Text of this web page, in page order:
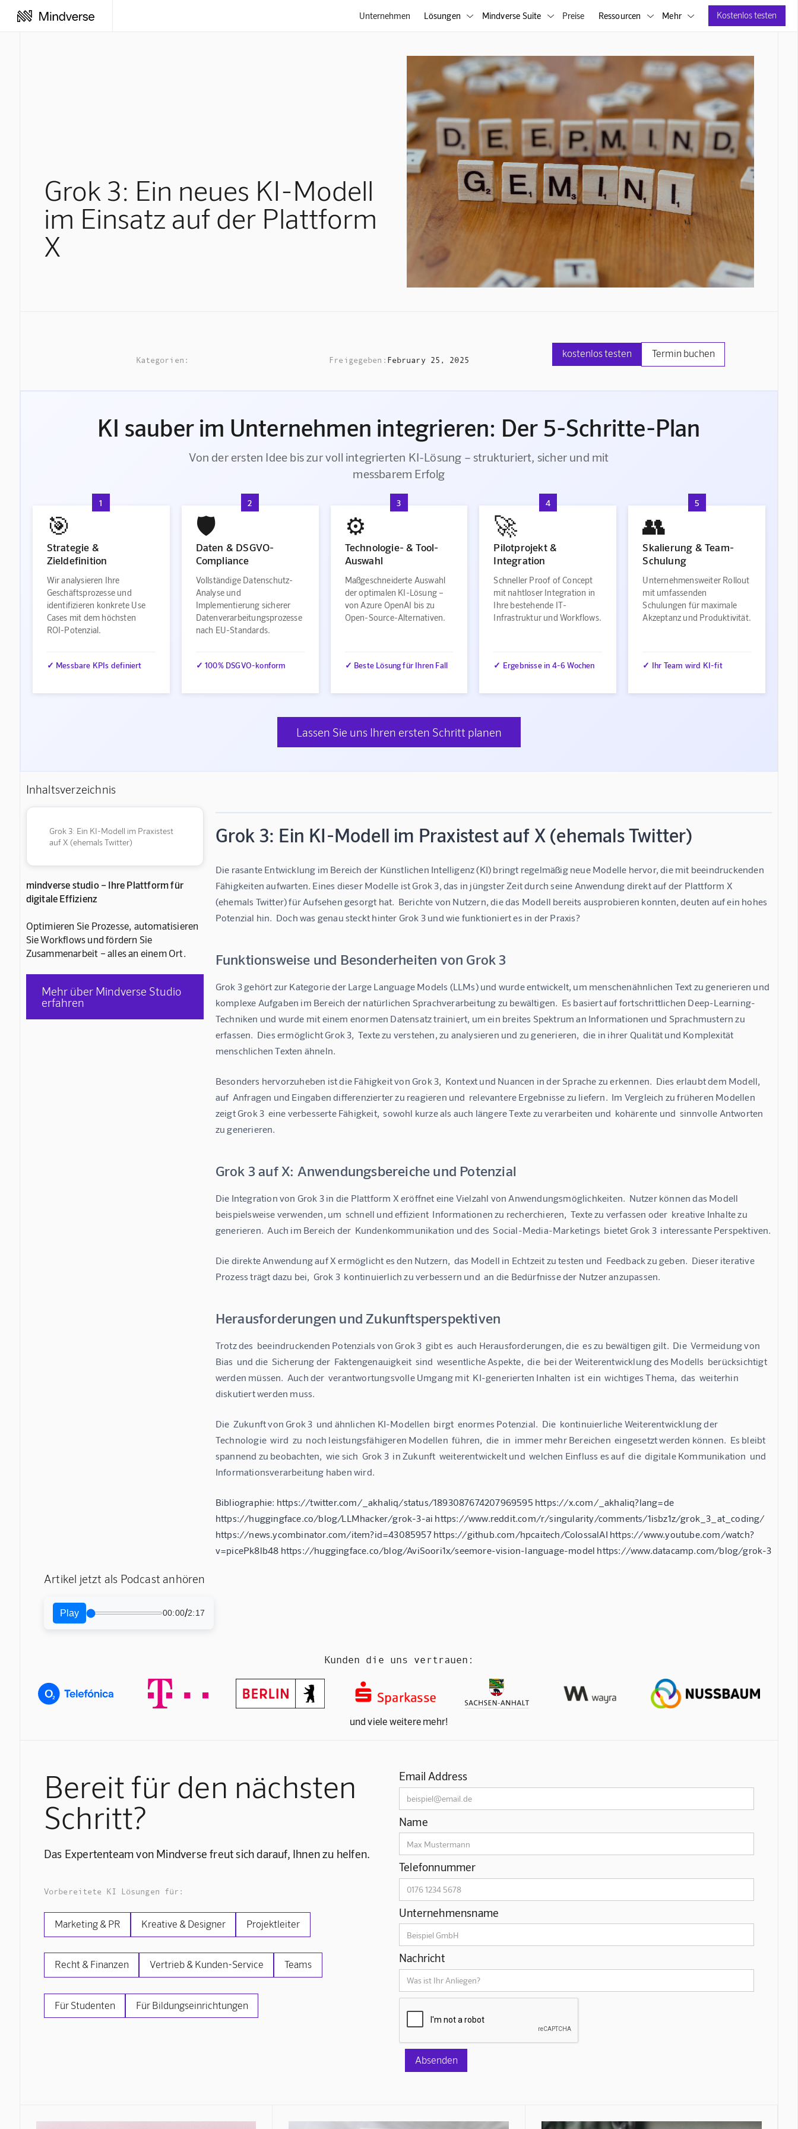
Unternehmen Lösungen  Mindverse Suite  Preise Ressourcen  Mehr  Kostenlos testen
Grok 3: Ein neues KI-Modell
im Einsatz auf der Plattform
X
Kategorien: Freigegeben: February 25, 2025
kostenlos testen Termin buchen
KI sauber im Unternehmen integrieren: Der 5-Schritte-Plan
Von der ersten Idee bis zur voll integrierten KI-Lösung – strukturiert, sicher und mit
messbarem Erfolg
1
🎯
Strategie &
Zieldefinition
Wir analysieren Ihre
Geschäftsprozesse und
identifizieren konkrete Use
Cases mit dem höchsten
ROI-Potenzial.
✓ Messbare KPIs definiert
2
🛡️
Daten & DSGVO-
Compliance
Vollständige Datenschutz-
Analyse und
Implementierung sicherer
Datenverarbeitungsprozesse
nach EU-Standards.
✓ 100% DSGVO-konform
3
⚙️
Technologie- & Tool-
Auswahl
Maßgeschneiderte Auswahl
der optimalen KI-Lösung –
von Azure OpenAI bis zu
Open-Source-Alternativen.
✓ Beste Lösung für Ihren Fall
4
🚀
Pilotprojekt &
Integration
Schneller Proof of Concept
mit nahtloser Integration in
Ihre bestehende IT-
Infrastruktur und Workflows.
✓ Ergebnisse in 4-6 Wochen
5
👥
Skalierung & Team-
Schulung
Unternehmensweiter Rollout
mit umfassenden
Schulungen für maximale
Akzeptanz und Produktivität.
✓ Ihr Team wird KI-fit
Lassen Sie uns Ihren ersten Schritt planen
Inhaltsverzeichnis
Grok 3: Ein KI-Modell im Praxistest
auf X (ehemals Twitter)
mindverse studio – Ihre Plattform für
digitale Effizienz
Optimieren Sie Prozesse, automatisieren
Sie Workflows und fördern Sie
Zusammenarbeit – alles an einem Ort.
Mehr über Mindverse Studio
erfahren
Grok 3: Ein KI-Modell im Praxistest auf X (ehemals Twitter)
Die rasante Entwicklung im Bereich der Künstlichen Intelligenz (KI) bringt regelmäßig neue Modelle hervor, die mit beeindruckenden
Fähigkeiten aufwarten. Eines dieser Modelle ist Grok 3, das in jüngster Zeit durch seine Anwendung direkt auf der Plattform X
(ehemals Twitter) für Aufsehen gesorgt hat.  Berichte von Nutzern, die das Modell bereits ausprobieren konnten, deuten auf ein hohes
Potenzial hin.  Doch was genau steckt hinter Grok 3 und wie funktioniert es in der Praxis?
Funktionsweise und Besonderheiten von Grok 3
Grok 3 gehört zur Kategorie der Large Language Models (LLMs) und wurde entwickelt, um menschenähnlichen Text zu generieren und
komplexe Aufgaben im Bereich der natürlichen Sprachverarbeitung zu bewältigen.  Es basiert auf fortschrittlichen Deep-Learning-
Techniken und wurde mit einem enormen Datensatz trainiert, um ein breites Spektrum an Informationen und Sprachmustern zu
erfassen.  Dies ermöglicht Grok 3,  Texte zu verstehen, zu analysieren und zu generieren,  die in ihrer Qualität und Komplexität
menschlichen Texten ähneln.
Besonders hervorzuheben ist die Fähigkeit von Grok 3,  Kontext und Nuancen in der Sprache zu erkennen.  Dies erlaubt dem Modell,
auf  Anfragen und Eingaben differenzierter zu reagieren und  relevantere Ergebnisse zu liefern.  Im Vergleich zu früheren Modellen
zeigt Grok 3  eine verbesserte Fähigkeit,  sowohl kurze als auch längere Texte zu verarbeiten und  kohärente und  sinnvolle Antworten
zu generieren.
Grok 3 auf X: Anwendungsbereiche und Potenzial
Die Integration von Grok 3 in die Plattform X eröffnet eine Vielzahl von Anwendungsmöglichkeiten.  Nutzer können das Modell
beispielsweise verwenden, um  schnell und effizient  Informationen zu recherchieren,  Texte zu verfassen oder  kreative Inhalte zu
generieren.  Auch im Bereich der  Kundenkommunikation und des  Social-Media-Marketings  bietet Grok 3  interessante Perspektiven.
Die direkte Anwendung auf X ermöglicht es den Nutzern,  das Modell in Echtzeit zu testen und  Feedback zu geben.  Dieser iterative
Prozess trägt dazu bei,  Grok 3  kontinuierlich zu verbessern und  an die Bedürfnisse der Nutzer anzupassen.
Herausforderungen und Zukunftsperspektiven
Trotz des  beeindruckenden Potenzials von Grok 3  gibt es  auch Herausforderungen, die  es zu bewältigen gilt.  Die  Vermeidung von
Bias  und die  Sicherung der  Faktengenauigkeit  sind  wesentliche Aspekte,  die  bei der Weiterentwicklung des Modells  berücksichtigt
werden müssen.  Auch der  verantwortungsvolle Umgang mit  KI-generierten Inhalten  ist  ein  wichtiges Thema,  das  weiterhin
diskutiert werden muss.
Die  Zukunft von Grok 3  und ähnlichen KI-Modellen  birgt  enormes Potenzial.  Die  kontinuierliche Weiterentwicklung der
Technologie  wird  zu  noch leistungsfähigeren Modellen  führen,  die  in  immer mehr Bereichen  eingesetzt werden können.  Es bleibt
spannend zu beobachten,  wie sich  Grok 3  in Zukunft  weiterentwickelt und  welchen Einfluss es auf  die  digitale Kommunikation  und
Informationsverarbeitung haben wird.
Bibliographie: https://twitter.com/_akhaliq/status/1893087674207969595 https://x.com/_akhaliq?lang=de
https://huggingface.co/blog/LLMhacker/grok-3-ai https://www.reddit.com/r/singularity/comments/1isbz1z/grok_3_at_coding/
https://news.ycombinator.com/item?id=43085957 https://github.com/hpcaitech/ColossalAI https://www.youtube.com/watch?
v=picePk8lb48 https://huggingface.co/blog/AviSoori1x/seemore-vision-language-model https://www.datacamp.com/blog/grok-3
Artikel jetzt als Podcast anhören
Play 00:00/2:17
Kunden die uns vertrauen:
und viele weitere mehr!
Bereit für den nächsten
Schritt?
Das Expertenteam von Mindverse freut sich darauf, Ihnen zu helfen.
Vorbereitete KI Lösungen für:
Marketing & PR Kreative & Designer Projektleiter
Recht & Finanzen Vertrieb & Kunden-Service Teams
Für Studenten Für Bildungseinrichtungen
Email Address
Name
Telefonnummer
Unternehmensname
Nachricht